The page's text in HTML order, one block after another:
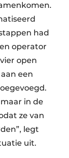
had
operator
open
een
in de
ze van
legt
uit.